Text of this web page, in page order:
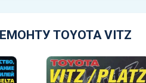
TOYOTA VITZ